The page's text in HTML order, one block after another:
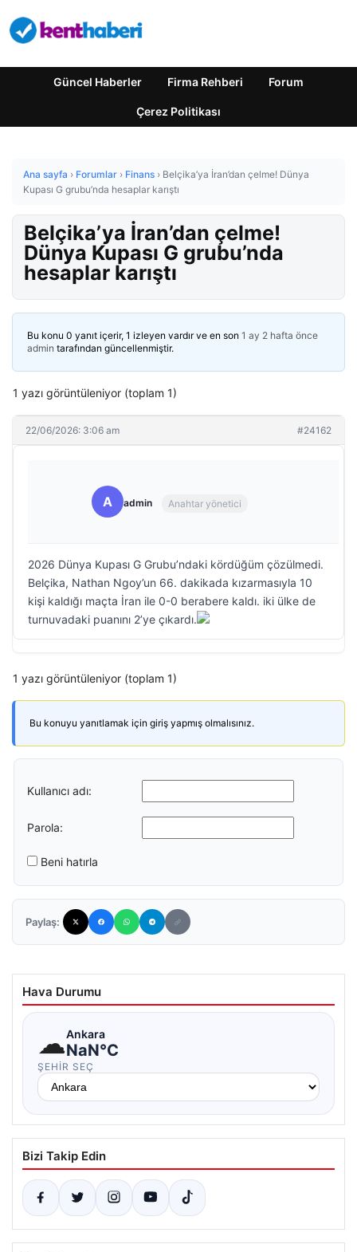
Güncel Haberler Firma Rehberi Forum
Çerez Politikası
Ana sayfa › Forumlar › Finans › Belçika’ya İran’dan çelme! Dünya
Kupası G grubu’nda hesaplar karıştı
Belçika’ya İran’dan çelme!
Dünya Kupası G grubu’nda
hesaplar karıştı
Bu konu 0 yanıt içerir, 1 izleyen vardır ve en son 1 ay 2 hafta önce
admin tarafından güncellenmiştir.
1 yazı görüntüleniyor (toplam 1)
22/06/2026: 3:06 am #24162
A admin Anahtar yönetici
2026 Dünya Kupası G Grubu’ndaki kördüğüm çözülmedi.
Belçika, Nathan Ngoy’un 66. dakikada kızarmasıyla 10
kişi kaldığı maçta İran ile 0-0 berabere kaldı. iki ülke de
turnuvadaki puanını 2’ye çıkardı.
1 yazı görüntüleniyor (toplam 1)
Bu konuyu yanıtlamak için giriş yapmış olmalısınız.
Kullanıcı adı:
Parola:
Beni hatırla
Paylaş:
Hava Durumu
☁Ankara
NaN°C
ŞEHIR SEÇ
Bizi Takip Edin